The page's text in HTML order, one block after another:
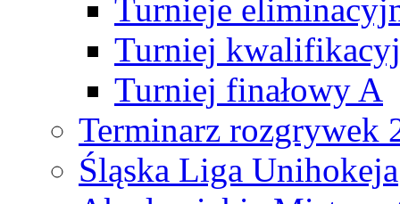
Turnieje
Turniej
Turniej finałowy A
Terminarz rozgrywek
Śląska Liga Unihokeja